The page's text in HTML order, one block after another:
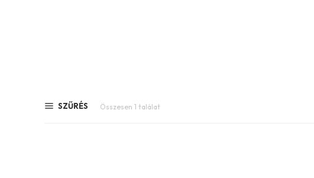
SZŰRÉS Összesen 1 találat